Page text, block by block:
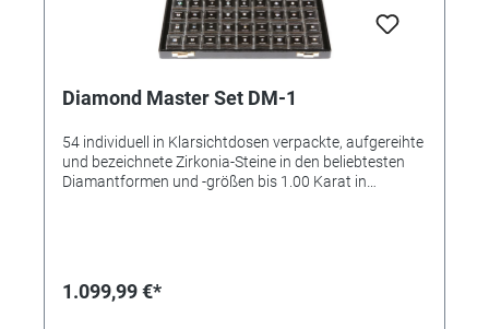
Diamond Master Set DM-1
54 individuell in Klarsichtdosen verpackte, aufgereihte
und bezeichnete Zirkonia-Steine in den beliebtesten
Diamantformen und -größen bis 1.00 Karat in
Carré-Treppenschliff, Carré-Smaragdschliff, Carré-
Prinzessschliff, Carré-Radiantschliff, Rechteck-
1.099,99 €*